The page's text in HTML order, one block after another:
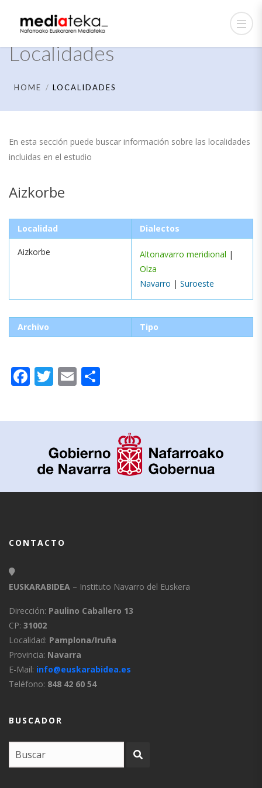
Localidades
HOME LOCALIDADES
En esta sección puede buscar información sobre las localidades
incluidas en el estudio
Aizkorbe
Localidad Dialectos
Aizkorbe Altonavarro meridional |
Olza
Navarro | Suroeste
Archivo Tipo
Facebook
Twitter
Email
CONTACTO
EUSKARABIDEA – Instituto Navarro del Euskera
Dirección: Paulino Caballero 13
CP: 31002
Localidad: Pamplona/Iruña
Provincia: Navarra
E-Mail: info@euskarabidea.es
Teléfono: 848 42 60 54
BUSCADOR